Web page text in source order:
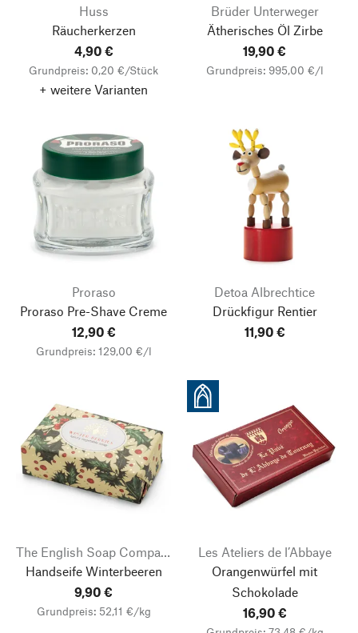
Huss
Räucherkerzen
4,90 €
Grundpreis: 0,20 €/Stück
+ weitere Varianten
Brüder Unterweger
Ätherisches Öl Zirbe
19,90 €
Grundpreis: 995,00 €/l
Proraso
Proraso Pre-Shave Creme
12,90 €
Grundpreis: 129,00 €/l
Detoa Albrechtice
Drückfigur Rentier
11,90 €
The English Soap Company
Handseife Winterbeeren
9,90 €
Grundpreis: 52,11 €/kg
Les Ateliers de l’Abbaye
Orangenwürfel mit
Schokolade
16,90 €
Nach oben